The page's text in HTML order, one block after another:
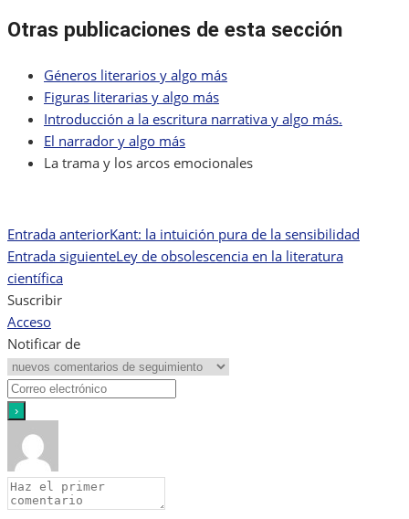
Otras publicaciones de esta sección
Géneros literarios y algo más
Figuras literarias y algo más
Introducción a la escritura narrativa y algo más.
El narrador y algo más
La trama y los arcos emocionales
Navegación
de
entradas
Entrada anteriorKant: la intuición pura de la sensibilidad
Entrada siguienteLey de obsolescencia en la literatura
científica
Suscribir
Acceso
Notificar de